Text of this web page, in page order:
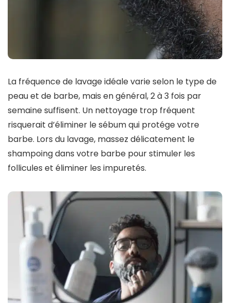
La fréquence de lavage idéale varie selon le type de
peau et de barbe, mais en général, 2 à 3 fois par
semaine suffisent. Un nettoyage trop fréquent
risquerait d’éliminer le sébum qui protége votre
barbe. Lors du lavage, massez délicatement le
shampoing dans votre barbe pour stimuler les
follicules et éliminer les impuretés.